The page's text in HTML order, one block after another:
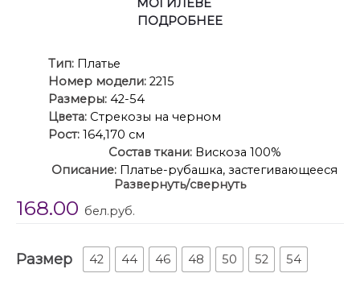
МОГИЛЕВЕ
ПОДРОБНЕЕ
Тип: Платье
Номер модели: 2215
Размеры: 42-54
Цвета: Стрекозы на черном
Рост: 164,170 см
Состав ткани: Вискоза 100%
Описание: Платье-рубашка, застегивающееся
на пуговицы. Воротник – стойка. Спереди по низу
стойки и краям планок до линии талии
манжетой, в которую вставлена рюша.
Длина рукава для роста 164 см 62 см, для роста 170
Развернуть/свернуть
168.00 бел.руб.
Размер 42 44 46 48 50 52 54